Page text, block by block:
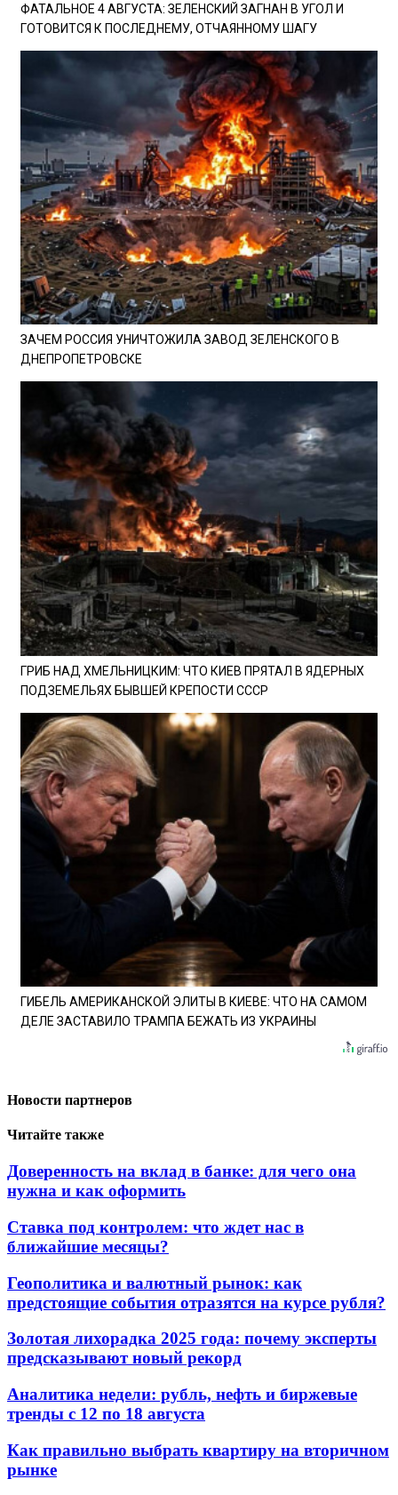
ФАТАЛЬНОЕ 4 АВГУСТА: ЗЕЛЕНСКИЙ ЗАГНАН В УГОЛ И
ГОТОВИТСЯ К ПОСЛЕДНЕМУ, ОТЧАЯННОМУ ШАГУ
ЗАЧЕМ РОССИЯ УНИЧТОЖИЛА ЗАВОД ЗЕЛЕНСКОГО В
ДНЕПРОПЕТРОВСКЕ
ГРИБ НАД ХМЕЛЬНИЦКИМ: ЧТО КИЕВ ПРЯТАЛ В ЯДЕРНЫХ
ПОДЗЕМЕЛЬЯХ БЫВШЕЙ КРЕПОСТИ СССР
ГИБЕЛЬ АМЕРИКАНСКОЙ ЭЛИТЫ В КИЕВЕ: ЧТО НА САМОМ
ДЕЛЕ ЗАСТАВИЛО ТРАМПА БЕЖАТЬ ИЗ УКРАИНЫ
Новости партнеров
Читайте также
Доверенность на вклад в банке: для чего она
нужна и как оформить
Ставка под контролем: что ждет нас в
ближайшие месяцы?
Геополитика и валютный рынок: как
предстоящие события отразятся на курсе рубля?
Золотая лихорадка 2025 года: почему эксперты
предсказывают новый рекорд
Аналитика недели: рубль, нефть и биржевые
тренды с 12 по 18 августа
Как правильно выбрать квартиру на вторичном
рынке